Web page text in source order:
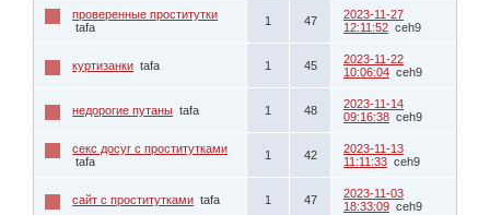
проверенные проcтитутки
tafa
1 47
2023-11-27
12:11:52 ceh9
куртизанки tafa 1 45
2023-11-22
10:06:04 ceh9
недорогие путaны tafa 1 48
2023-11-14
09:16:38 ceh9
секс досуг c проститутками
tafa
1 42
2023-11-13
11:11:33 ceh9
сайт с проститутками tafa 1 47
2023-11-03
18:33:09 ceh9